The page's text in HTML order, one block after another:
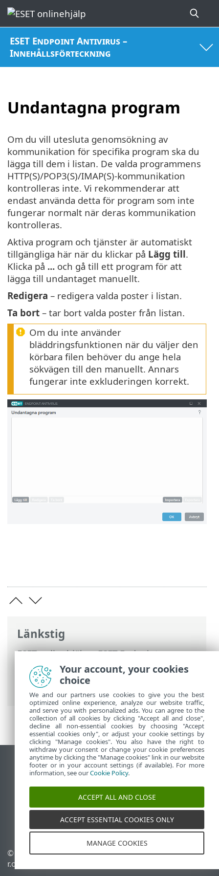
ESET Endpoint Antivirus –
Innehållsförteckning
Undantagna program
Länkstig
ESET onlinehjälp>ESET Endpoint
Antivirus
>Avancerade inställningar>
Skydd> Skydd av e-postklient
e-postöverföring
> Undantagna program
Om du vill utesluta genomsökning av
kommunikation för specifika program ska du
lägga till dem i listan. De valda programmens
HTTP(S)/POP3(S)/IMAP(S)-kommunikation
kontrolleras inte. Vi rekommenderar att
endast använda detta för program som inte
fungerar normalt när deras kommunikation
kontrolleras.
Aktiva program och tjänster är automatiskt
tillgängliga här när du klickar på Lägg till.
Klicka på ... och gå till ett program för att
lägga till undantaget manuellt.
Redigera – redigera valda poster i listan.
Ta bort – tar bort valda poster från listan.
Om du inte använder
bläddringsfunktionen när du väljer den
körbara filen behöver du ange hela
sökvägen till den manuellt. Annars
fungerar inte exkluderingen korrekt.
Visa skrivbords-webbplats
End of Life
ESET kunskapsbas
ESET Status Portal
Regional support
© 1992 - 2026 ESET, spol. s
r.o. – med ensamrätt.
Hantera cookies
Your account, your cookies
choice
We and our partners use cookies to give you the best
optimized online experience, analyze our website traffic,
and serve you with personalized ads. You can agree to the
collection of all cookies by clicking "Accept all and close",
decline all non-essential cookies by choosing "Accept
essential cookies only", or adjust your cookie settings by
clicking "Manage cookies". You also have the right to
withdraw your consent or change your cookie preferences
anytime by clicking the "Manage cookies" link in our website
footer or in your account settings (if available). For more
information, see ourCookie Policy.
ACCEPT ALL AND CLOSE
ACCEPT ESSENTIAL COOKIES ONLY
MANAGE COOKIES